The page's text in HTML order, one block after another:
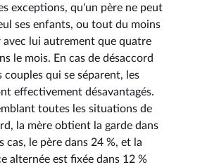
exceptions, qu'un père ne peut
ses enfants, ou tout du moins
avec lui autrement que quatre
le mois. En cas de désaccord
couples qui se séparent, les
effectivement désavantagés.
toutes les situations de
la mère obtient la garde dans
cas, le père dans 24 %, et la
alternée est fixée dans 12 %